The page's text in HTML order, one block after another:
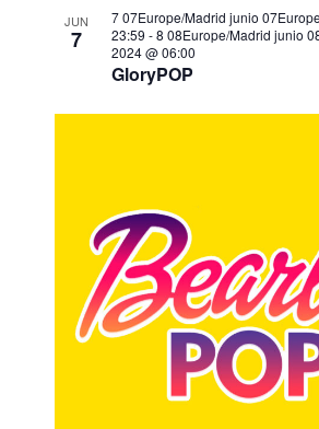
JUN
7
GloryPOP
7 07Europe/Madrid junio
23:59 -8 08Europe/Madrid junio
2024 @ 06:00